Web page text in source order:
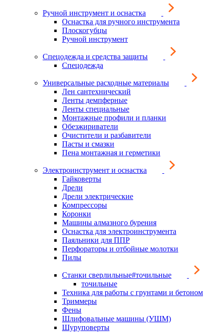
Ручной инструмент и оснастка
Оснастка для ручного инструмента
Плоскогубцы
Ручной инструмент
Спецодежда и средства защиты
Спецодежда
Универсальные расходные материалы
Лен сантехнический
Ленты демпферные
Ленты специальные
Монтажные профили и планки
Обезжириватели
Очистители и разбавители
Пасты и смазки
Пена монтажная и герметики
Электроинструмент и оснастка
Гайковерты
Дрели
Дрели электрические
Компрессоры
Коронки
Машины алмазного бурения
Оснастка для электроинструмента
Паяльники для ППР
Перфораторы и отбойные молотки
Пилы
Станки сверлильные#точильные
точильные
Техника для работы с грунтами и бетоном
Триммеры
Фены
Шлифовальные машины (УШМ)
Шуруповерты